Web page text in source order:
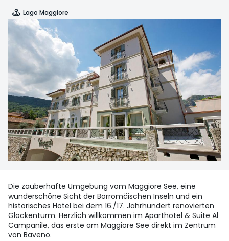
Lago Maggiore
Die zauberhafte Umgebung vom Maggiore See, eine
wunderschöne Sicht der Borromäischen Inseln und ein
historisches Hotel bei dem 16./17. Jahrhundert renovierten
Glockenturm. Herzlich willkommen im Aparthotel & Suite Al
Campanile, das erste am Maggiore See direkt im Zentrum
von Baveno.